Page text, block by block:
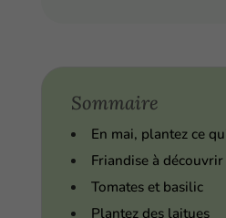
Sommaire
En mai, plantez ce
Friandise à découvrir
Tomates et basilic
Plantez des laitues